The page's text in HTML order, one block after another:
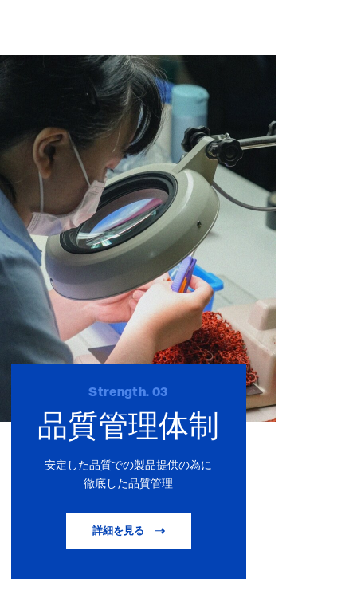
Strength. 03
品質管理体制
安定した品質での製品提供の為に
徹底した品質管理
詳細を見る